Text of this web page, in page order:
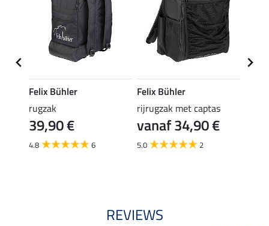
Felix Bühler
rugzak
39,90 €
4.8 6
Felix Bühler
rijrugzak met captas
vanaf 34,90 €
5.0 2
REVIEWS